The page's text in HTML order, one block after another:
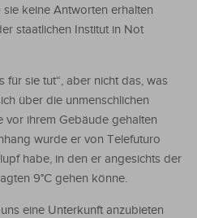
keine Antworten erhalten
staatlichen Institut in Not
für sie tut“, aber nicht das, was
über die unmenschlichen
vor ihrem Gebäude gehalten
wurde er von Telefuturo
habe, in den er angesichts der
9°C gehen könne.
eine Unterkunft anzubieten